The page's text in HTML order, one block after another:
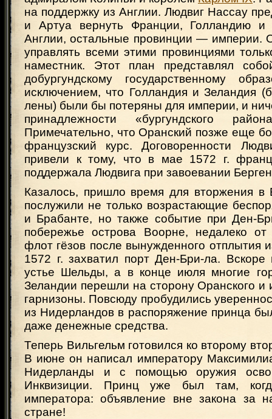
на поддержку из Англии. Людвиг Нассау
и Артуа вернуть Франции, Голландию и
Англии, остальные провинции — империи.
управлять всеми этими провинциями
наместник. Этот план представлял
добургундскому государственному
исключением, что Голландия и Зеландия
лены) были бы потеряны для империи, и
принадлежности «бургундского
Примечательно, что Оранский позже еще
французский курс. Договоренности
привели к тому, что в мае 1572 г.
поддержала Людвига при завоевании
Казалось, пришло время для вторжения в
послужили не только возрастающие
и Брабанте, но также событие при Ден-
побережье острова Воорне, недалеко
флот гёзов после вынужденного отплытия
1572 г. захватил порт Ден-Бри-ла. Вскоре
устье Шельды, а в конце июля многие
Зеландии перешли на сторону Оранского и
гарнизоны. Повсюду пробудились
из Нидерландов в распоряжение принца
даже денежные средства.
Теперь Вильгельм готовился ко второму
В июне он написал императору
Нидерланды и с помощью оружия
Инквизиции. Принц уже был там,
императора: объявление вне закона за
стране!